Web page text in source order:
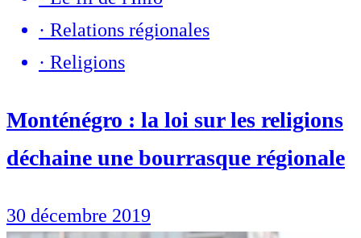
· Relations régionales
· Religions
Monténégro : la loi sur les religions
déchaine une bourrasque régionale
30 décembre 2019